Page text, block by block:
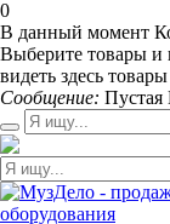
0
В данный момент
Выберите товары и
видеть здесь
Сообщение: Пустая